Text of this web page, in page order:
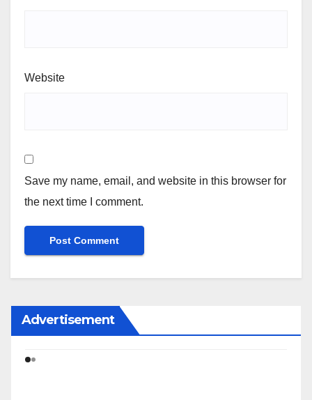
Website
Save my name, email, and website in this browser for
the next time I comment.
Advertisement